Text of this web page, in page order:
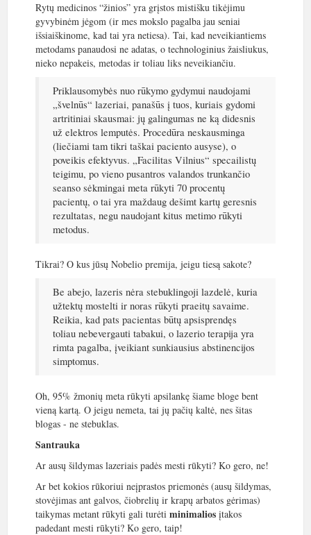
Rytų medicinos “žinios” yra grįstos mistišku tikėjimu
gyvybinėm jėgom (ir mes mokslo pagalba jau seniai
išsiaiškinome, kad tai yra netiesa). Tai, kad neveikiantiems
metodams panaudosi ne adatas, o technologinius žaisliukus,
nieko nepakeis, metodas ir toliau liks neveikiančiu.
Priklausomybės nuo rūkymo gydymui naudojami
„švelnūs“ lazeriai, panašūs į tuos, kuriais gydomi
artritiniai skausmai: jų galingumas ne ką didesnis
už elektros lemputės. Procedūra neskausminga
(liečiami tam tikri taškai paciento ausyse), o
poveikis efektyvus. „Facilitas Vilnius“ specailistų
teigimu, po vieno pusantros valandos trunkančio
seanso sėkmingai meta rūkyti 70 procentų
pacientų, o tai yra maždaug dešimt kartų geresnis
rezultatas, negu naudojant kitus metimo rūkyti
metodus.
Tikrai? O kus jūsų Nobelio premija, jeigu tiesą sakote?
Be abejo, lazeris nėra stebuklingoji lazdelė, kuria
užtektų mostelti ir noras rūkyti praeitų savaime.
Reikia, kad pats pacientas būtų apsisprendęs
toliau nebevergauti tabakui, o lazerio terapija yra
rimta pagalba, įveikiant sunkiausius abstinencijos
simptomus.
Oh, 95% žmonių meta rūkyti apsilankę šiame bloge bent
vieną kartą. O jeigu nemeta, tai jų pačių kaltė, nes šitas
blogas - ne stebuklas.
Santrauka
Ar ausų šildymas lazeriais padės mesti rūkyti? Ko gero, ne!
Ar bet kokios rūkoriui neįprastos priemonės (ausų šildymas,
stovėjimas ant galvos, čiobrelių ir krapų arbatos gėrimas)
taikymas metant rūkyti gali turėti minimalios įtakos
padedant mesti rūkyti? Ko gero, taip!